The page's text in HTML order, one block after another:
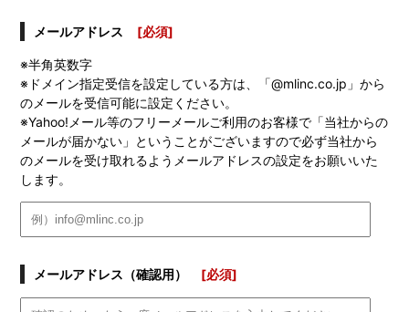
メールアドレス [必須]
※半角英数字
※ドメイン指定受信を設定している方は、「@mlinc.co.jp」から
のメールを受信可能に設定ください。
※Yahoo!メール等のフリーメールご利用のお客様で「当社からの
メールが届かない」ということがございますので必ず当社から
のメールを受け取れるようメールアドレスの設定をお願いいた
します。
メールアドレス（確認用） [必須]